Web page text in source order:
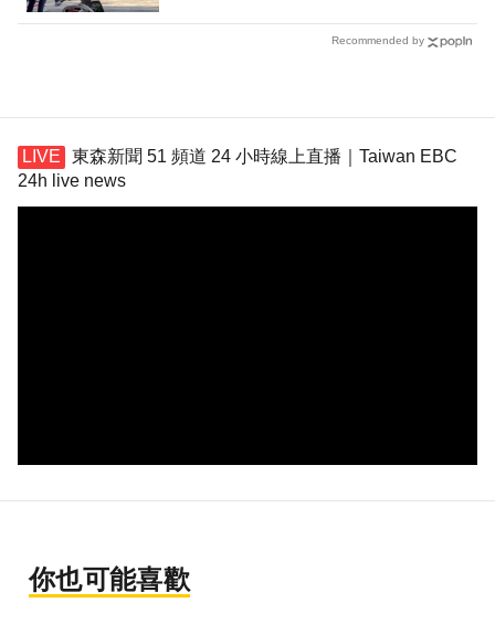
Recommended by
東森新聞 51 頻道 24 小時線上直播｜Taiwan EBC
24h live news
你也可能喜歡